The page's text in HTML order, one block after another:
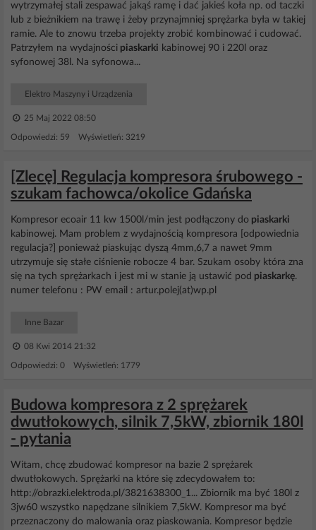
wytrzymałej stali zespawać jakąś ramę i dać jakieś koła np. od taczki
lub z bieżnikiem na trawę i żeby przynajmniej sprężarka była w takiej
ramie. Ale to znowu trzeba projekty zrobić kombinować i cudować.
Patrzyłem na wydajności piaskarki kabinowej 90 i 220l oraz
syfonowej 38l. Na syfonowa...
Elektro Maszyny i Urządzenia
25 Maj 2022 08:50
Odpowiedzi: 59 Wyświetleń: 3219
[Zlecę] Regulacja kompresora śrubowego -
szukam fachowca/okolice Gdańska
Kompresor ecoair 11 kw 1500l/min jest podłączony do piaskarki
kabinowej. Mam problem z wydajnością kompresora [odpowiednia
regulacja?] ponieważ piaskując dyszą 4mm,6,7 a nawet 9mm
utrzymuje się stałe ciśnienie robocze 4 bar. Szukam osoby która zna
się na tych sprężarkach i jest mi w stanie ją ustawić pod piaskarkę.
numer telefonu : PW email : artur.polej(at)wp.pl
Inne Bazar
08 Kwi 2014 21:32
Odpowiedzi: 0 Wyświetleń: 1779
Budowa kompresora z 2 sprężarek
dwutłokowych, silnik 7,5kW, zbiornik 180l
- pytania
Witam, chcę zbudować kompresor na bazie 2 sprężarek
dwutłokowych. Sprężarki na które się zdecydowałem to:
http://obrazki.elektroda.pl/3821638300_1... Zbiornik ma być 180l z
3jw60 wszystko napędzane silnikiem 7,5kW. Kompresor ma być
przeznaczony do malowania oraz piaskowania. Kompresor będzie